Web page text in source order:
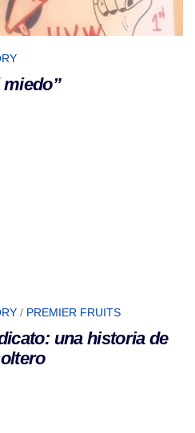
miedo”
/ PREMIER FRUITS
una historia de